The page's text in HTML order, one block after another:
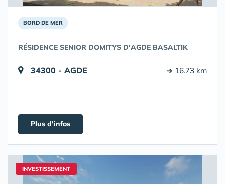
BORD DE MER
RÉSIDENCE SENIOR DOMITYS D'AGDE BASALTIK
34300 - AGDE ➔ 16.73 km
Plus d'infos
INVESTISSEMENT